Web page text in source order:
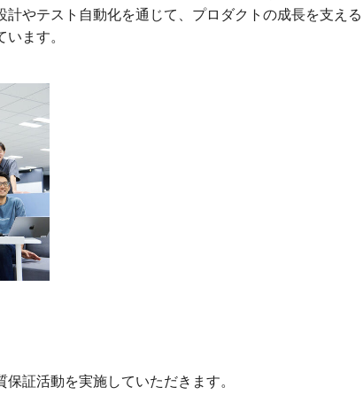
やテスト自動化を通じて、プロダクトの成長を支える
ます。
証活動を実施していただきます。